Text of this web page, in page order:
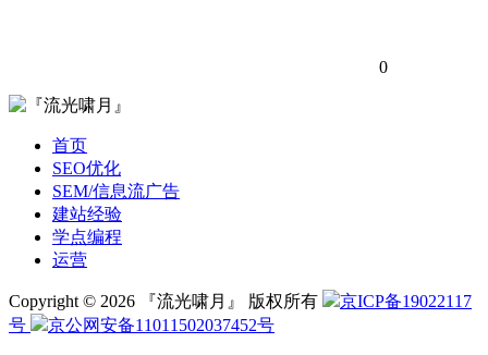
0
首页
SEO优化
SEM/信息流广告
建站经验
学点编程
运营
Copyright © 2026 『流光啸月』 版权所有
京ICP备19022117
号
京公网安备11011502037452号